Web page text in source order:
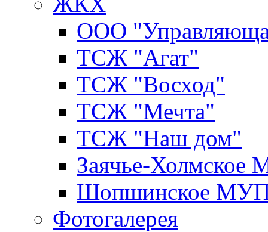
ООО
ТСЖ "Агат"
ТСЖ "Восход"
ТСЖ "Мечта"
ТСЖ "Наш дом"
Заячье-
Шопшинское
Фотогалерея